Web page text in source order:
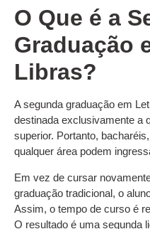
O Que é a
Graduação
Libras?
A segunda graduação em
destinada exclusivamente a
superior. Portanto,
qualquer área podem
Em vez de cursar
graduação tradicional, o
Assim, o tempo de curso é
O resultado é uma segunda